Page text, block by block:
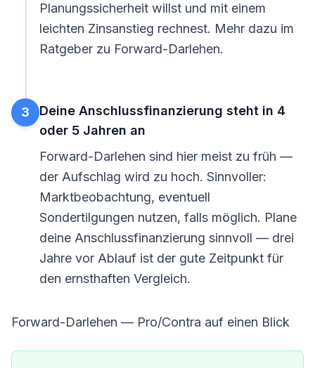
Planungssicherheit willst und mit einem
leichten Zinsanstieg rechnest. Mehr dazu im
Ratgeber zu Forward-Darlehen.
3
Deine Anschlussfinanzierung steht in 4
oder 5 Jahren an
Forward-Darlehen sind hier meist zu früh —
der Aufschlag wird zu hoch. Sinnvoller:
Marktbeobachtung, eventuell
Sondertilgungen nutzen, falls möglich. Plane
deine Anschlussfinanzierung sinnvoll — drei
Jahre vor Ablauf ist der gute Zeitpunkt für
den ernsthaften Vergleich.
Forward-Darlehen — Pro/Contra auf einen Blick